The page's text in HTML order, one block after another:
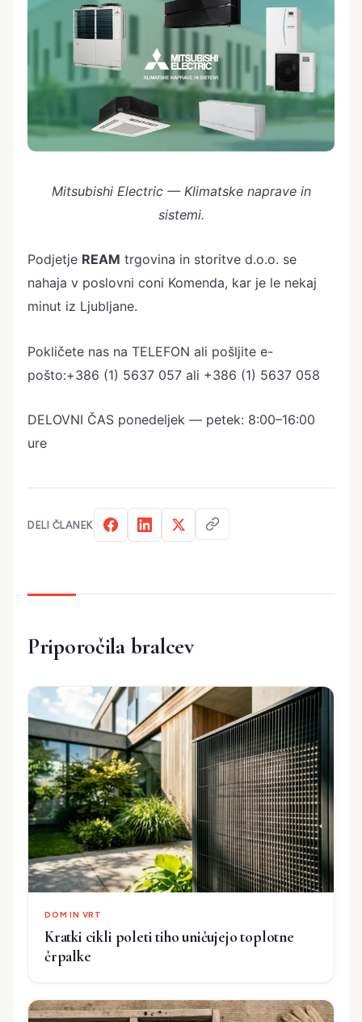
Mitsubishi Electric — Klimatske naprave in
sistemi.
Podjetje REAM trgovina in storitve d.o.o. se
nahaja v poslovni coni Komenda, kar je le nekaj
minut iz Ljubljane.
Pokličete nas na TELEFON ali pošljite e-
pošto:+386 (1) 5637 057 ali +386 (1) 5637 058
DELOVNI ČAS ponedeljek — petek: 8:00–16:00
ure
DELI ČLANEK
Priporočila bralcev
DOM IN VRT
Kratki cikli poleti tiho uničujejo toplotne
črpalke